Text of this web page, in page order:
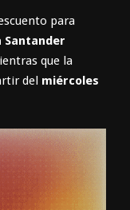
para
que la
del miércoles